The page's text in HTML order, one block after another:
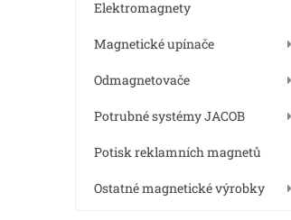
Elektromagnety
Magnetické upínače
Odmagnetovače
Potrubné systémy JACOB
Potisk reklamních magnetů
Ostatné magnetické výrobky